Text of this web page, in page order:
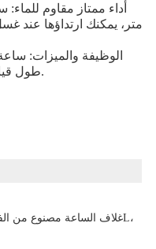
متر، يمكنك ارتداؤها عند
طول قياسي يناسب معظم أحجام المعصم.